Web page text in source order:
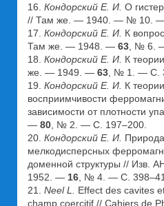
16. Кондорский Е. И. О
// Там же. — 1940. — № 10. —
17. Кондорский Е. И. К
Там же. — 1948. — 63 , № 6.
18. Кондорский Е. И. К
же. — 1949. — 63 , № 1. — С.
19. Кондорский Е. И. К
восприимчивости
зависимости от плотности
— 80 , № 2. — С. 197–200.
20. Кондорский Е. И.
мелкодисперсных
доменной структуры // Изв.
1952. — 16 , № 4. — С.
21. Neel L. Effect des cavites
champ coercitif // Cahiers de